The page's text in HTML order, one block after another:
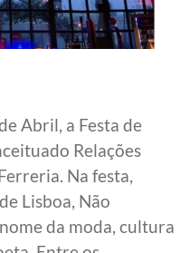
Abril, a Festa de
Relações
Na festa,
Lisboa, Não
da moda, cultura